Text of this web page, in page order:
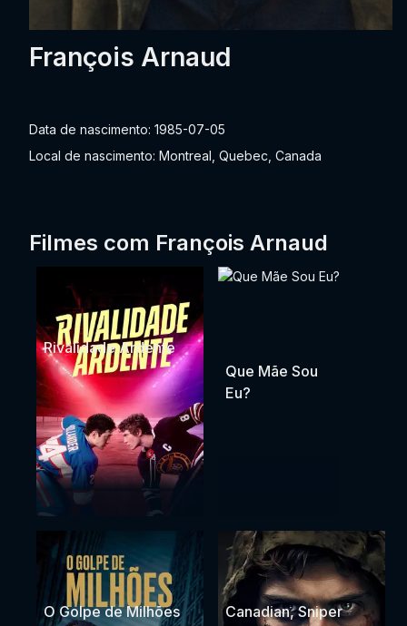
François Arnaud
Data de nascimento: 1985-07-05
Local de nascimento: Montreal, Quebec, Canada
Filmes com François Arnaud
Rivalidade Ardente
Que Mãe Sou
Eu?
O Golpe de Milhões Canadian, Sniper